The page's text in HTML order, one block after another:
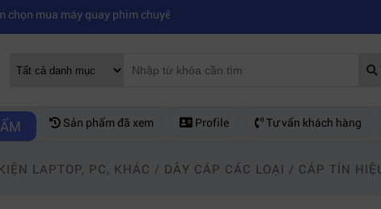
quay phim chuyên nghiệp|Mua máy quay phim hd giá rẻ nên mua của
Sản phẩm đã xem Profile Tư vấn khách hàng
LAPTOP, PC, KHÁC / DÂY CÁP CÁC LOẠI / CÁP TÍN